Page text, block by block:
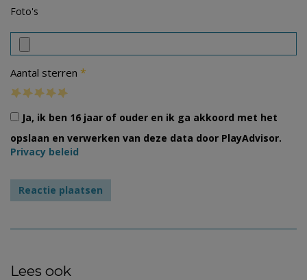
Foto's
Aantal sterren *
Ja, ik ben 16 jaar of ouder en ik ga akkoord met het
opslaan en verwerken van deze data door PlayAdvisor.
Privacy beleid
Lees ook